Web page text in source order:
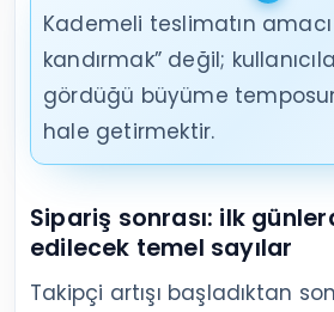
Kademeli teslimatın
kandırmak” değil;
gördüğü büyüme
hale getirmektir.
Sipariş sonrası: ilk
edilecek temel sayılar
Takipçi artışı başladıktan